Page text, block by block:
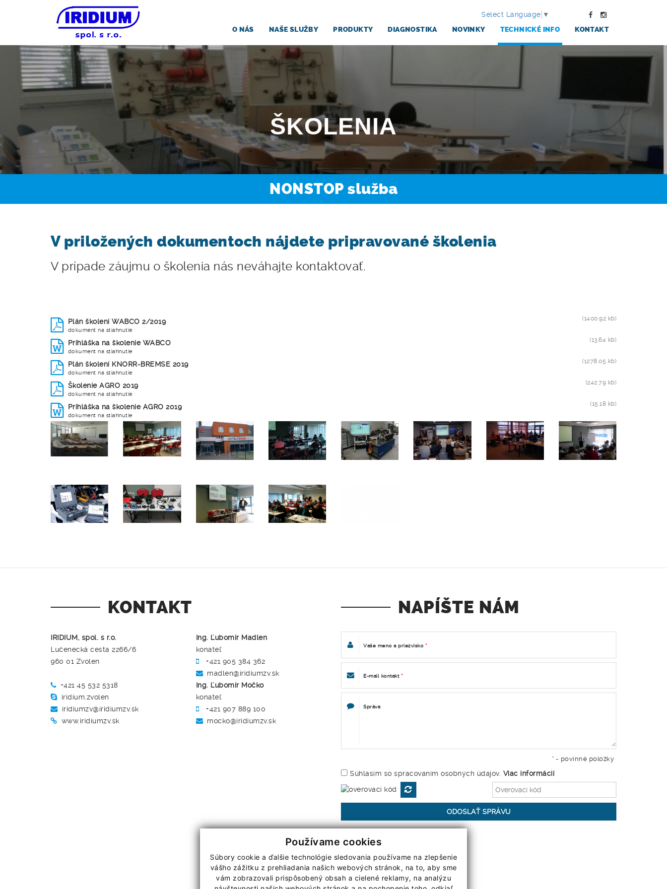
Používame cookies
Súbory cookie a ďalšie technológie sledovania používame na zlepšenie
vášho zážitku z prehliadania našich webových stránok, na to, aby sme
vám zobrazovali prispôsobený obsah a cielené reklamy, na analýzu
O NÁS NAŠE SLUŽBY PRODUKTY DIAGNOSTIKA NOVINKY TECHNICKÉ INFO KONTAKT
Select Language ▼
ŠKOLENIA
NONSTOP služba
V priložených dokumentoch nájdete pripravované školenia
V prípade záujmu o školenia nás neváhajte kontaktovať.
Plán školení WABCO 2/2019
dokument na stiahnutie
(1400.92 kb)
Prihláška na školenie WABCO
dokument na stiahnutie
(13.64 kb)
Plán školení KNORR-BREMSE 2019
dokument na stiahnutie
(1278.05 kb)
Školenie AGRO 2019
dokument na stiahnutie
(242.79 kb)
Prihláška na školenie AGRO 2019
dokument na stiahnutie
(15.18 kb)
KONTAKT
IRIDIUM, spol. s r.o.
Lučenecká cesta 2266/6
960 01 Zvolen
+421 45 532 5318
iridium.zvolen
iridiumzv@iridiumzv.sk
www.iridiumzv.sk
Ing. Ľubomír Madlen
konateľ
+421 905 384 362
madlen@iridiumzv.sk
Ing. Ľubomír Močko
konateľ
+421 907 889 100
mocko@iridiumzv.sk
NAPÍŠTE NÁM
Vaše meno a priezvisko *
E-mail kontakt *
Správa
* - povinné položky
Súhlasím so spracovaním osobných údajov. Viac informácií
Cookies |OOU
webdesign by webex.sk